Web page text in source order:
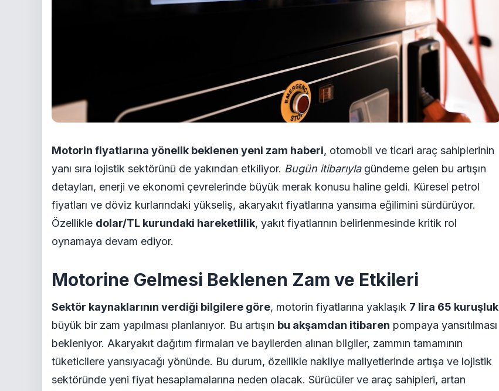
Motorin fiyatlarına yönelik beklenen yeni zam haberi, otomobil ve ticari araç sahiplerinin
yanı sıra lojistik sektörünü de yakından etkiliyor. Bugün itibarıylagündeme gelen bu artışın
detayları, enerji ve ekonomi çevrelerinde büyük merak konusu haline geldi. Küresel petrol
fiyatları ve döviz kurlarındaki yükseliş, akaryakıt fiyatlarına yansıma eğilimini sürdürüyor.
Özellikle dolar/TL kurundaki hareketlilik, yakıt fiyatlarının belirlenmesinde kritik rol
oynamaya devam ediyor.
Motorine Gelmesi Beklenen Zam ve Etkileri
Sektör kaynaklarının verdiği bilgilere göre, motorin fiyatlarına yaklaşık 7 lira 65 kuruşluk
büyük bir zam yapılması planlanıyor. Bu artışın bu akşamdan itibaren pompaya yansıtılması
bekleniyor. Akaryakıt dağıtım firmaları ve bayilerden alınan bilgiler, zammın tamamının
tüketicilere yansıyacağı yönünde. Bu durum, özellikle nakliye maliyetlerinde artışa ve lojistik
sektöründe yeni fiyat hesaplamalarına neden olacak. Sürücüler ve araç sahipleri, artan